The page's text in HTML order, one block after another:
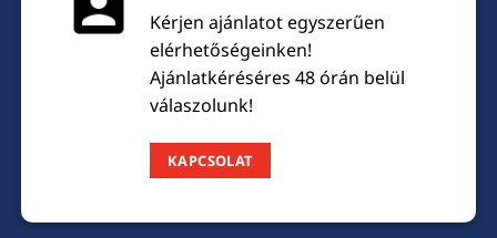
Kérjen ajánlatot egyszerűen
elérhetőségeinken!
Ajánlatkéréséres 48 órán belül
válaszolunk!
KAPCSOLAT